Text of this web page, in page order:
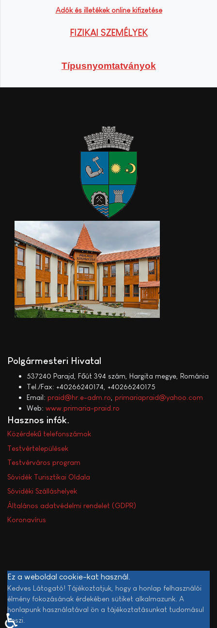
Adók és illetékek online kifizetése
FIZIKAI SZEMÉLYEK
Típusnyomtatványok
Polgármesteri Hivatal
537240 Parajd, Főút 394 szám, Hargita megye, Románia
Tel./Fax: +40266240174, +40266240175
Email: praid@hr.e-adm.ro primariapraid@yahoo.com
Web: www.primaria-praid.ro
Hasznos infók
Közérdekű telefonszámok
Testvértelepülések
Testvérváros program
Sóvidék Turisztikai Oldala
Sóvidéki Szálláshelyek
Általános adatvédelmi rendelet (GDPR)
Koronavírus
Ez a weboldal cookie-kat használ.
Kedves Látogató! Tájékoztatjuk, hogy a honlap felhasználói
élmény fokozásának érdekében sütiket alkalmazunk. A
honlapunk használatával ön a tájékoztatásunkat tudomásul
veszi.